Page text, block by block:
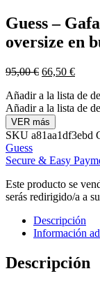
Guess –
oversize en
95,00€ El
original
era:
95,00 €.
66,50 €El
actual
es:
Añadir a la lista de
Añadir a la lista de
VER más
SKU a81aa1df3ebd
Guess
Secure & Easy
Este producto se
serás redirigido/a a
Descripción
Información
Descripción